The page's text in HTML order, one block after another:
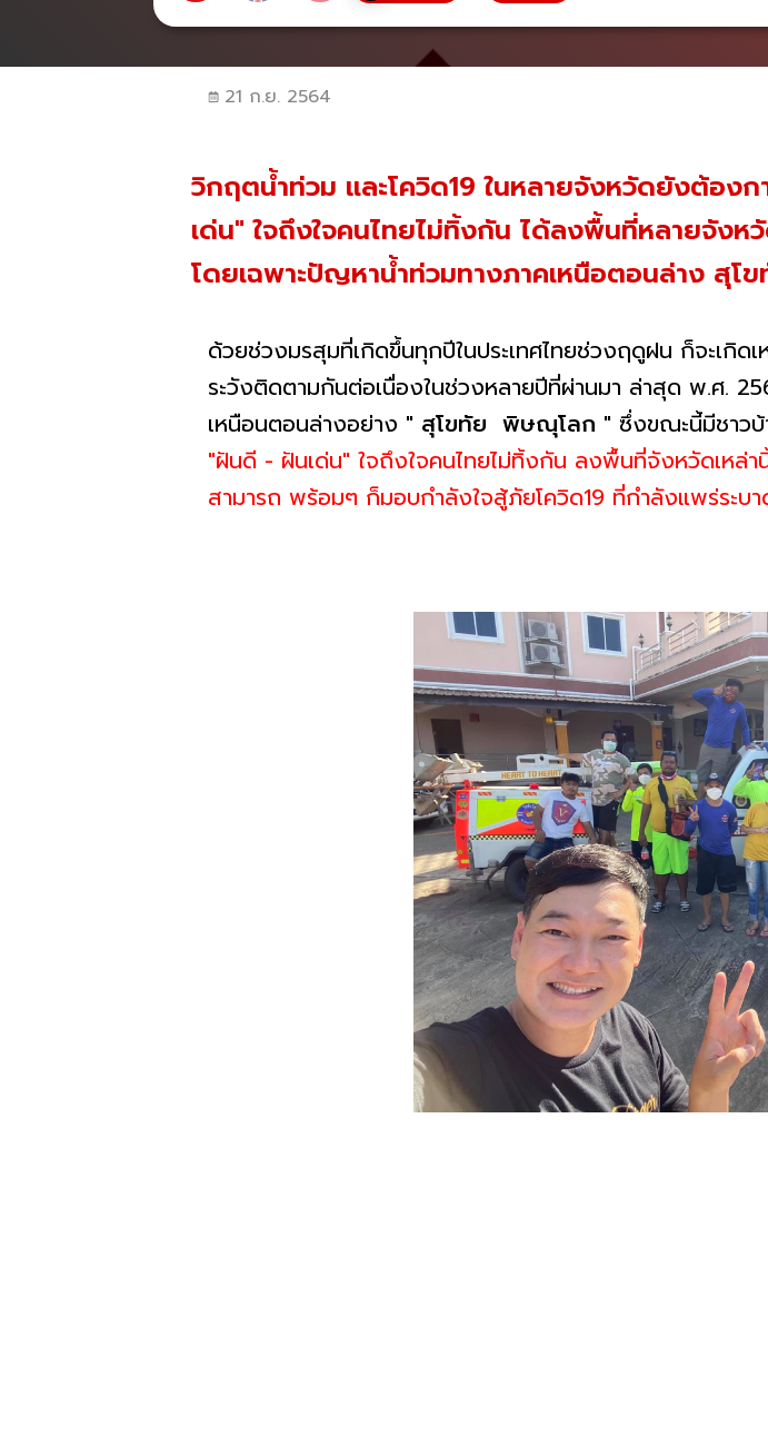
21 ก.ย. 2564
วิกฤตน้ำท่วม และโควิด19 ในหลายจังหวัดยังต้อง
เด่น" ใจถึงใจคนไทยไม่ทิ้งกัน ได้ลงพื้นที่หลายจัง
โดยเฉพาะปัญหาน้ำท่วมทางภาคเหนือตอนล่าง สุ
ด้วยช่วงมรสุมที่เกิดขึ้นทุกปีในประเทศไทยช่วงฤดูฝน ก็จะเกิด
ระวังติดตามกันต่อเนื่องในช่วงหลายปีที่ผ่านมา ล่าสุด พ.ศ.
เหนือนตอนล่างอย่าง " สุโขทัย พิษณุโลก " ซึ่งขณะนี้มีชาวบ้
"ฝันดี - ฝันเด่น" ใจถึงใจคนไทยไม่ทิ้งกัน ลงพื้นที่จังหวัดเหล่า
สามารถ พร้อมๆ ก็มอบกำลังใจสู้ภัยโควิด19 ที่กำลังแพร่ระบ